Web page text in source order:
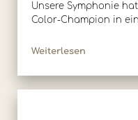
Unsere Symphonie
Color-Champion in
Weiterlesen